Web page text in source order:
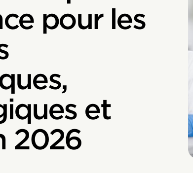
pour les
et
2026